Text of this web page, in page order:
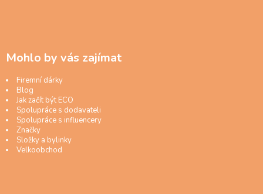
Mohlo by vás zajímat
Firemní dárky
Blog
Jak začít být ECO
Spolupráce s dodavateli
Spolupráce s influencery
Značky
Složky a bylinky
Velkoobchod